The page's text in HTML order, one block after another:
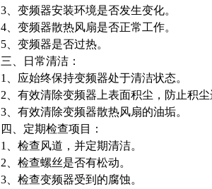
3、变频器安装环境是否发生变化。
4、变频器散热风扇是否正常工作。
5、变频器是否过热。
三、日常清洁：
1、应始终保持变频器处于清洁状态。
2、有效清除变频器上表面积尘，防止积
3、有效清除变频器散热风扇的油垢。
四、定期检查项目：
1、检查风道，并定期清洁。
2、检查螺丝是否有松动。
3、检查变频器受到的腐蚀。